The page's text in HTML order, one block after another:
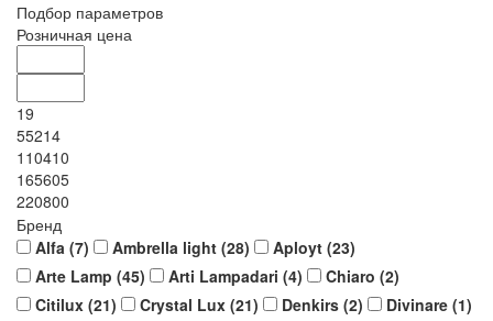
Подбор параметров
Розничная цена
19
55214
110410
165605
220800
Бренд
Alfa (7) Ambrella light (28) Aployt (23)
Arte Lamp (45) Arti Lampadari (4) Chiaro (2)
Citilux (21) Crystal Lux (21) Denkirs (2) Divinare (1)